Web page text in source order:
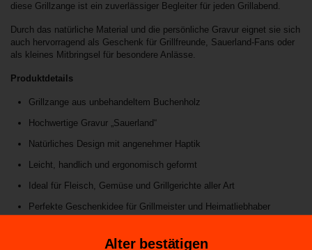
diese Grillzange ist ein zuverlässiger Begleiter für jeden Grillabend.
Durch das natürliche Material und die persönliche Gravur eignet sie sich
auch hervorragend als Geschenk für Grillfreunde, Sauerland-Fans oder
als kleines Mitbringsel für besondere Anlässe.
Produktdetails
Grillzange aus unbehandeltem Buchenholz
Hochwertige Gravur „Sauerland“
Natürliches Design mit angenehmer Haptik
Leicht, handlich und ergonomisch geformt
Ideal für Fleisch, Gemüse und Grillgerichte aller Art
Perfekte Geschenkidee für Grillmeister und Heimatliebhaber
Alter bestätigen